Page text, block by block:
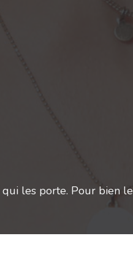
les porte. Pour bien